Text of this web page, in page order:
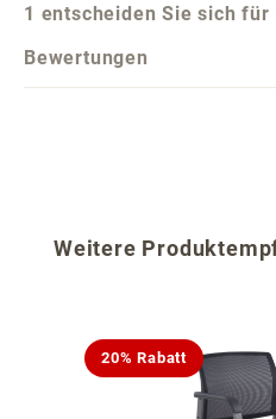
1 entscheiden Sie sich für
Bewertungen
Produktgalerie
Weitere
20% Rabatt